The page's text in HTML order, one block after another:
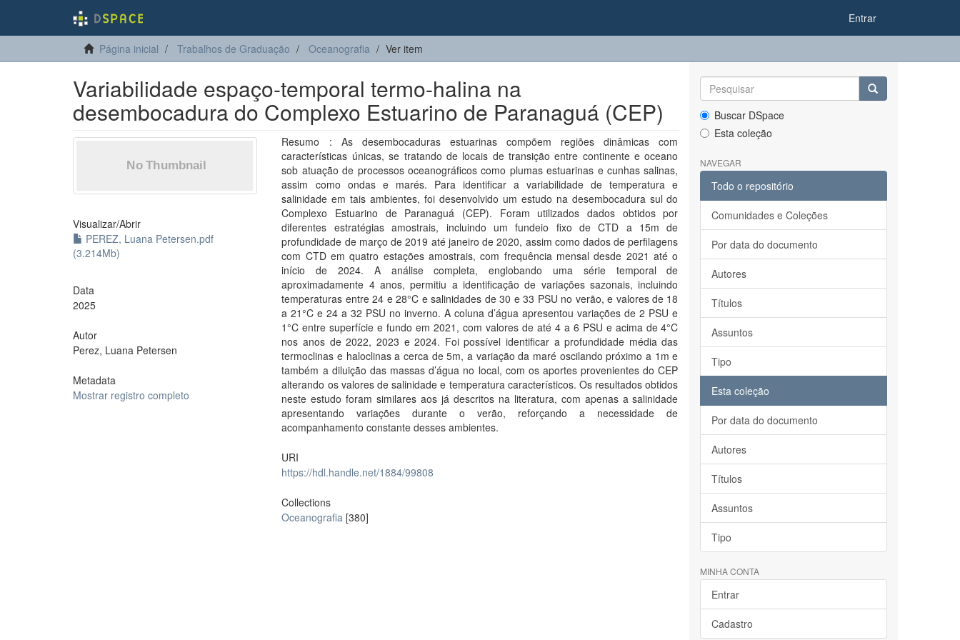
Entrar
Página inicial Trabalhos de Graduação Oceanografia Ver item
Variabilidade espaço-temporal termo-halina na
desembocadura do Complexo Estuarino de Paranaguá (CEP)
Visualizar/Abrir
PEREZ, Luana Petersen.pdf
(3.214Mb)
Data
2025
Autor
Perez, Luana Petersen
Metadata
Mostrar registro completo
Resumo : As desembocaduras estuarinas compõem regiões dinâmicas com
características únicas, se tratando de locais de transição entre continente e oceano
sob atuação de processos oceanográficos como plumas estuarinas e cunhas salinas,
assim como ondas e marés. Para identificar a variabilidade de temperatura e
salinidade em tais ambientes, foi desenvolvido um estudo na desembocadura sul do
Complexo Estuarino de Paranaguá (CEP). Foram utilizados dados obtidos por
diferentes estratégias amostrais, incluindo um fundeio fixo de CTD a 15m de
profundidade de março de 2019 até janeiro de 2020, assim como dados de perfilagens
com CTD em quatro estações amostrais, com frequência mensal desde 2021 até o
início de 2024. A análise completa, englobando uma série temporal de
aproximadamente 4 anos, permitiu a identificação de variações sazonais, incluindo
temperaturas entre 24 e 28°C e salinidades de 30 e 33 PSU no verão, e valores de 18
a 21°C e 24 a 32 PSU no inverno. A coluna d’água apresentou variações de 2 PSU e
1°C entre superfície e fundo em 2021, com valores de até 4 a 6 PSU e acima de 4°C
nos anos de 2022, 2023 e 2024. Foi possível identificar a profundidade média das
termoclinas e haloclinas a cerca de 5m, a variação da maré oscilando próximo a 1m e
também a diluição das massas d’água no local, com os aportes provenientes do CEP
alterando os valores de salinidade e temperatura característicos. Os resultados obtidos
neste estudo foram similares aos já descritos na literatura, com apenas a salinidade
apresentando variações durante o verão, reforçando a necessidade de
acompanhamento constante desses ambientes.
URI
https://hdl.handle.net/1884/99808
Collections
Oceanografia [380]
Buscar DSpace
Esta coleção
NAVEGAR
Todo o repositório
Comunidades e Coleções
Por data do documento
Autores
Títulos
Assuntos
Tipo
Esta coleção
Por data do documento
Autores
Títulos
Assuntos
Tipo
MINHA CONTA
Entrar
Cadastro